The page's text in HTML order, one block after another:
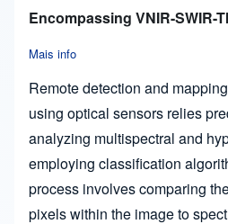
Encompassing VNIR-SWIR-
Mais info
Remote detection and
using optical sensors relies
analyzing multispectral and
employing classification
process involves comparing
pixels within the image to